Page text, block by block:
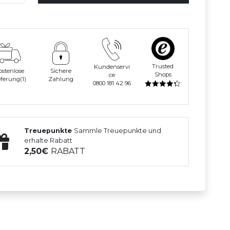
Sichere
Zahlung
Kundenservi
ce
0800 181 42 96
Trusted
Shops
Treuepunkte Sammle Treuepunkte und
erhalte Rabatt
2,50 RABATT